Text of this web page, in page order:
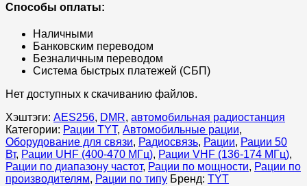
Способы оплаты:
Наличными
Банковским переводом
Безналичным переводом
Система быстрых платежей (СБП)
Нет доступных к скачиванию файлов.
Хэштэги: AES256, DMR, автомобильная радиостанция
Категории: Рации TYT, Автомобильные рации,
Оборудование для связи, Радиосвязь, Рации, Рации 50
Вт, Рации UHF (400-470 МГц), Рации VHF (136-174 МГц),
Рации по диапазону частот, Рации по мощности, Рации по
производителям, Рации по типу Бренд: TYT